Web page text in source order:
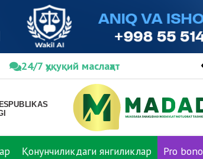
24/7 ҳуқуқий маслаҳат
Қонунчиликдаги янгиликлар Pro bono